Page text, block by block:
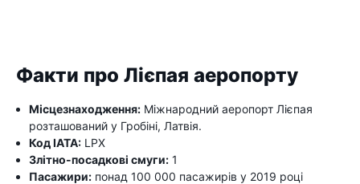
Факти про Лієпая аеропорту
Місцезнаходження: Міжнародний аеропорт Лієпая
розташований у Гробіні, Латвія.
Код IATA: LPX
Злітно-посадкові смуги: 1
Пасажири: понад 100 000 пасажирів у 2019 році